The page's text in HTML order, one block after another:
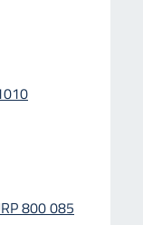
800 085